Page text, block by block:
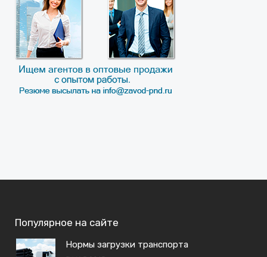
Популярное на сайте
Нормы загрузки транспорта